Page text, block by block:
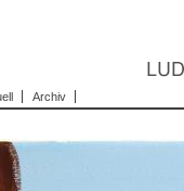
Archiv